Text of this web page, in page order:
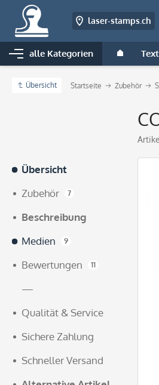
laser-stamps.ch
alle Kategorien
Übersicht Startseite Zubehör
Übersicht
Zubehör
7
Beschreibung
Medien
9
Bewertungen 11
—
Qualität & Service
Sichere Zahlung
Schneller Versand